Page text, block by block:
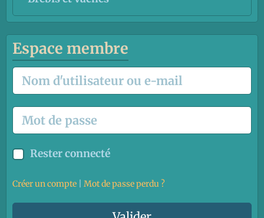
Espace membre
Rester connecté
Créer un compte Mot de passe perdu ?